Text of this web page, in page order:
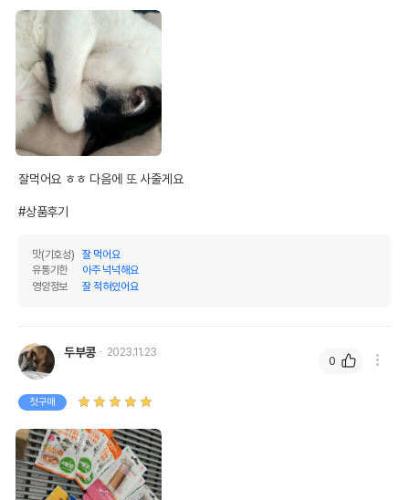
잘먹어요 ㅎㅎ 다음에 또 사줄게요
#상품후기
맛(기호성)
잘 먹어요
유통기한
아주 넉넉해요
영양정보
잘 적혀있어요
두부콩 2023.11.23
첫구매
0